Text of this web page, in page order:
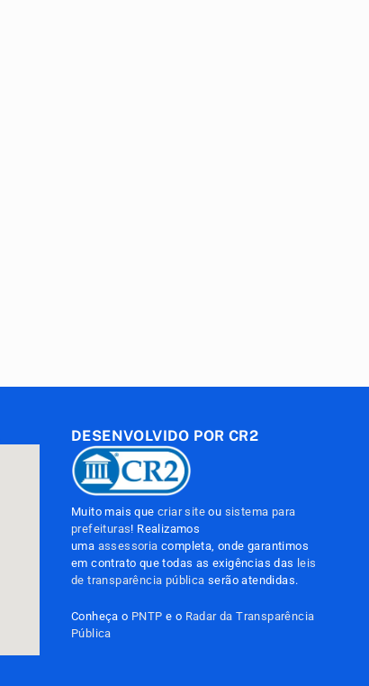
DESENVOLVIDO POR CR2
Muito mais quecriar site ou sistema para
prefeituras! Realizamos
uma assessoria completa, onde garantimos
em contrato que todas as exigências das leis
de transparência pública serão atendidas.
Conheça o PNTP e o Radar da Transparência
Pública